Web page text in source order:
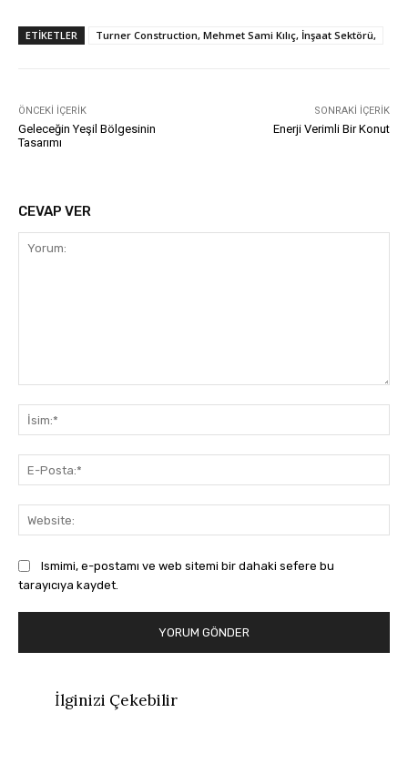
ETIKETLER Turner Construction, Mehmet Sami Kılıç, İnşaat Sektörü,
ÖNCEKI İÇERIK
Geleceğin Yeşil Bölgesinin
Tasarımı
SONRAKI İÇERIK
Enerji Verimli Bir Konut
CEVAP VER
Ismimi, e-postamı ve web sitemi bir dahaki sefere bu
tarayıcıya kaydet.
İlginizi Çekebilir